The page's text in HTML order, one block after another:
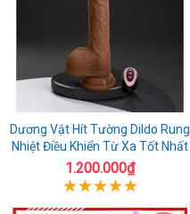
Dương Vật Hít Tường Dildo Rung
Nhiệt Điều Khiển Từ Xa Tốt Nhất
1.200.000₫